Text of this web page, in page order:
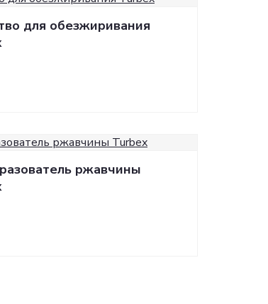
для обезжиривания
ржавчины